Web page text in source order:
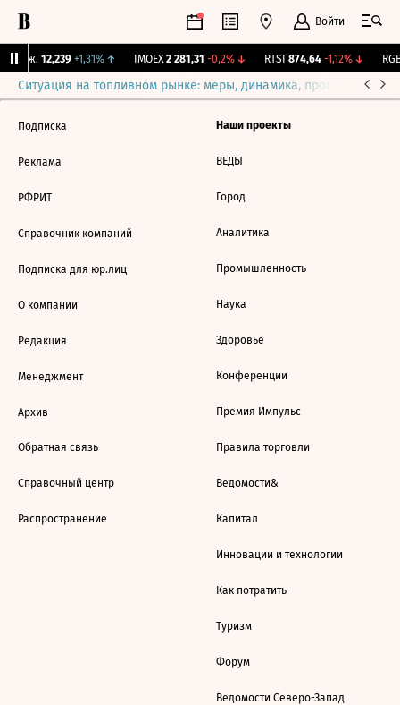
Войти
Бирж. 12,239 +1,31%↑ IMOEX 2 281,31 -0,2%↓ RTSI 874,64 -1,12%↓ RGBI
Ситуация на топливном рынке: меры, динамика, прогнозы
Подписка
Реклама
РФРИТ
Справочник компаний
Подписка для юр.лиц
О компании
Редакция
Менеджмент
Архив
Обратная связь
Справочный центр
Распространение
Наши проекты
ВЕДЫ
Город
Аналитика
Промышленность
Наука
Здоровье
Конференции
Премия Импульс
Правила торговли
Ведомости&
Капитал
Инновации и технологии
Как потратить
Туризм
Форум
Ведомости Северо-Запад